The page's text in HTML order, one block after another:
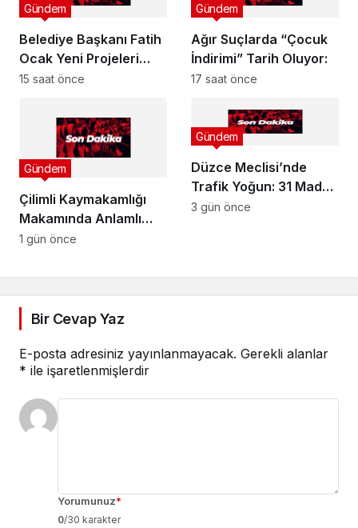
Belediye Başkanı Fatih
Ocak Yeni Projeleri
Duyurdu
Gündem
15 saat önce
Ağır Suçlarda “Çocuk
İndirimi” Tarih Oluyor:
Gündem
17 saat önce
Çilimli Kaymakamlığı
Makamında Anlamlı
Buluşma
Gündem
1 gün önce
Düzce Meclisi’nde
Trafik Yoğun: 31 Madde
Masaya Yatırıldı
Gündem
3 gün önce
Bir Cevap Yaz
E-posta adresiniz yayınlanmayacak. Gerekli alanlar
* ile işaretlenmişlerdir
Yorumunuz*
0/30 karakter